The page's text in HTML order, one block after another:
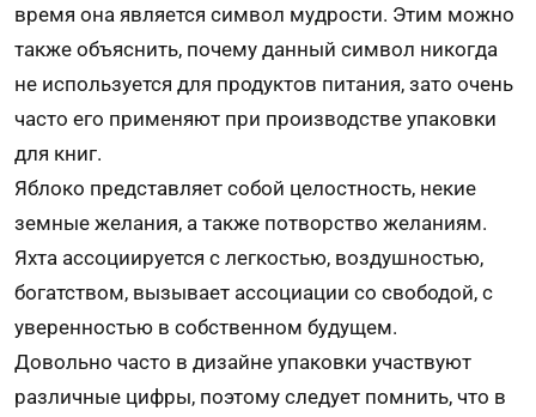
время она является символ мудрости. Этим можно
также объяснить, почему данный символ никогда
не используется для продуктов питания, зато очень
часто его применяют при производстве упаковки
для книг.
Яблоко представляет собой целостность, некие
земные желания, а также потворство желаниям.
Яхта ассоциируется с легкостью, воздушностью,
богатством, вызывает ассоциации со свободой, с
уверенностью в собственном будущем.
Довольно часто в дизайне упаковки участвуют
различные цифры, поэтому следует помнить, что в